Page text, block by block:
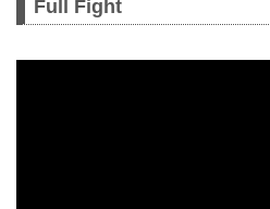
Full Fight